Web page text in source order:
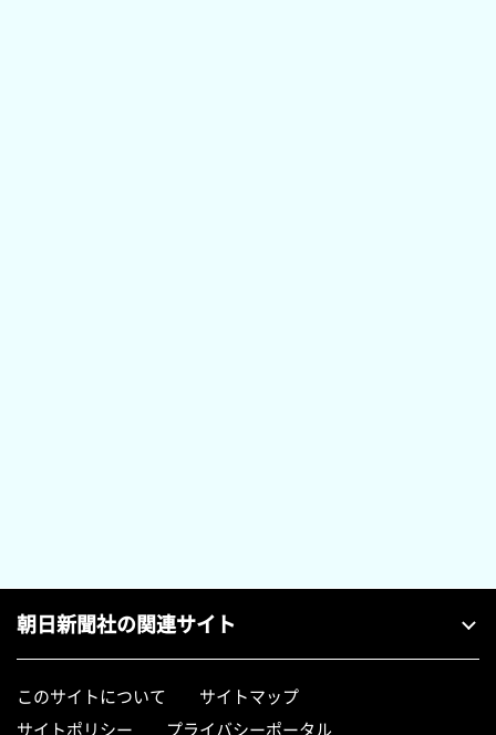
朝日新聞社の関連サイト
このサイトについて
サイトマップ
サイトポリシー
プライバシーポータル